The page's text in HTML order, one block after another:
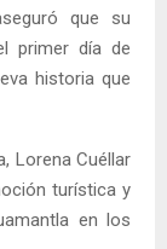
que su
primer día de
historia que
Lorena Cuéllar
turística y
en los